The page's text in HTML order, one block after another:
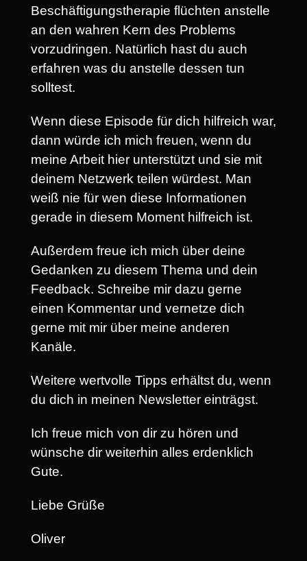
Beschäftigungstherapie flüchten anstelle
an den wahren Kern des Problems
vorzudringen. Natürlich hast du auch
erfahren was du anstelle dessen tun
solltest.
Wenn diese Episode für dich hilfreich war,
dann würde ich mich freuen, wenn du
meine Arbeit hier unterstützt und sie mit
deinem Netzwerk teilen würdest. Man
weiß nie für wen diese Informationen
gerade in diesem Moment hilfreich ist.
Außerdem freue ich mich über deine
Gedanken zu diesem Thema und dein
Feedback. Schreibe mir dazu gerne
einen Kommentar und vernetze dich
gerne mit mir über meine anderen
Kanäle.
Weitere wertvolle Tipps erhältst du, wenn
du dich in meinen Newsletter einträgst.
Ich freue mich von dir zu hören und
wünsche dir weiterhin alles erdenklich
Gute.
Liebe Grüße
Oliver